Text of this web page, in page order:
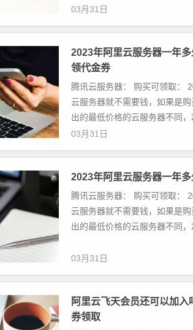
03月31日
2023年阿里云服务器一年
领代金券
腾讯云服务器： 购买可领取：
云服务器就不需要钱，如果是
出的最低价格的云服务器不同
03月31日
2023年阿里云服务器一年
腾讯云服务器： 购买可领取：
云服务器就不需要钱，如果是
出的最低价格的云服务器不同
03月31日
阿里云飞天会员还可以加
券领取